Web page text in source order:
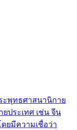
ะพุทธศาสนานิกาย
ประเทศ เช่น จีน
ยมีความเชื่อว่า